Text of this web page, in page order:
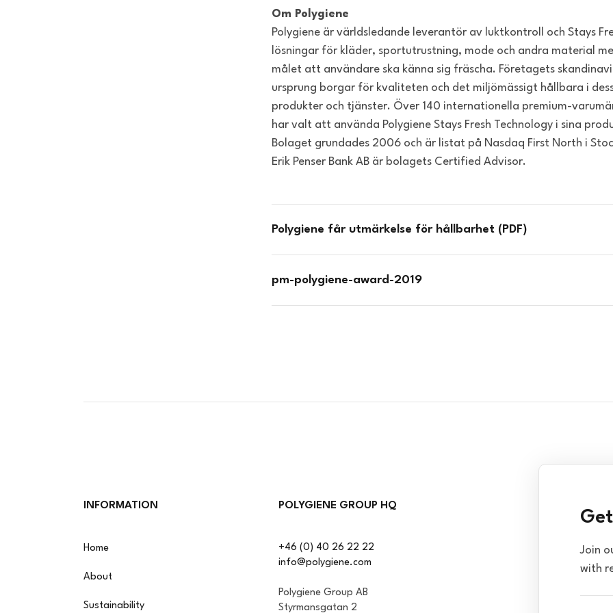
Om Polygiene
Polygiene är världsledande leverantör av luktkontroll och Stays
lösningar för kläder, sportutrustning, mode och andra material
målet att användare ska känna sig fräscha. Företagets
ursprung borgar för kvaliteten och det miljömässigt hållbara i
produkter och tjänster. Över 140 internationella premium-
har valt att använda Polygiene Stays Fresh Technology i sina
Bolaget grundades 2006 och är listat på Nasdaq First North i
Erik Penser Bank AB är bolagets Certified Advisor.
Polygiene får utmärkelse för hållbarhet (PDF)
pm-polygiene-award-2019
INFORMATION
Home
About
Sustainability
POLYGIENE GROUP HQ
+46 (0) 40 26 22 22
info@polygiene.com
Polygiene Group AB
Styrmansgatan 2
Join
with